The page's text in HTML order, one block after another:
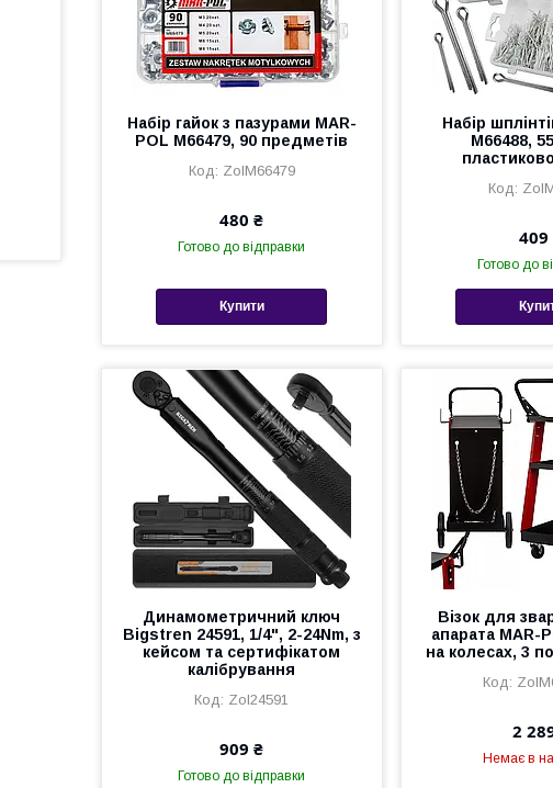
Набір гайок з пазурами MAR-
POL M66479, 90 предметів
ZolM66479
480 ₴
Готово до відправки
Купити
Набір
M66488,
409
Готово до
Динамометричний ключ
Bigstren 24591, 1/4", 2-24Nm, з
кейсом та сертифікатом
калібрування
Zol24591
909 ₴
Готово до відправки
Візок для
апарата MAR-
на колесах, 3
2
Немає в